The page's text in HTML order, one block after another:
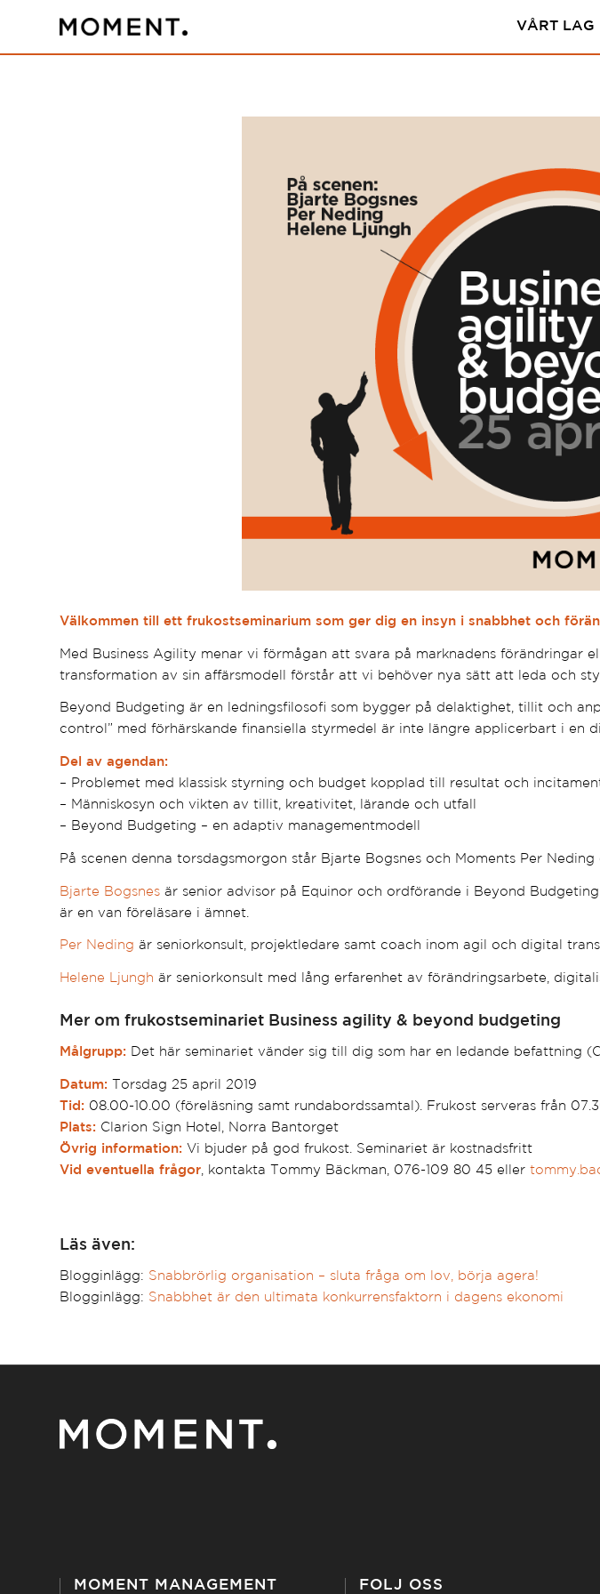
VÅRT LAG
Välkommen till ett frukostseminarium som ger dig en insyn i snabbhet och
Med Business Agility menar vi förmågan att svara på marknadens
transformation av sin affärsmodell förstår att vi behöver nya sätt att leda och
Beyond Budgeting är en ledningsfilosofi som bygger på delaktighet, tillit och
control” med förhärskande finansiella styrmedel är inte längre applicerbart i en
Del av agendan:
– Problemet med klassisk styrning och budget kopplad till resultat och
– Människosyn och vikten av tillit, kreativitet, lärande och utfall
– Beyond Budgeting – en adaptiv managementmodell
På scenen denna torsdagsmorgon står Bjarte Bogsnes och Moments Per Neding
Bjarte Bogsnes är senior advisor på Equinor och ordförande i Beyond
är en van föreläsare i ämnet.
Per Neding är seniorkonsult, projektledare samt coach inom agil och digital
Helene Ljungh är seniorkonsult med lång erfarenhet av förändringsarbete,
Mer om frukostseminariet Business agility & beyond budgeting
Målgrupp: Det här seminariet vänder sig till dig som har en ledande befattning
Datum: Torsdag 25 april 2019
Tid: 08.00-10.00 (föreläsning samt rundabordssamtal). Frukost serveras från
Plats: Clarion Sign Hotel, Norra Bantorget
Övrig information: Vi bjuder på god frukost. Seminariet är kostnadsfritt
Vid eventuella frågor , kontakta Tommy Bäckman, 076-109 80 45 eller
Läs även:
Blogginlägg: Snabbrörlig organisation – sluta fråga om lov, börja agera!
Blogginlägg: Snabbhet är den ultimata konkurrensfaktorn i dagens ekonomi
MOMENT MANAGEMENT FÖLJ OSS